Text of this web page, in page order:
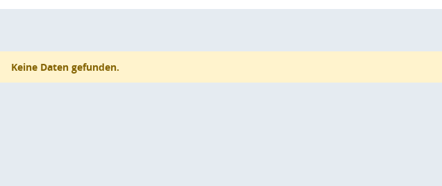
Keine Daten gefunden.